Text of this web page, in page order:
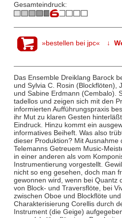
Gesamteindruck:
»bestellen bei jpc« ↓
Das Ensemble Dreiklang Barock
und Sylvia C. Rosin (Blockflöten),
und Sabine Erdmann (Cembalo).
tadellos und zeigen sich mit den
informierten Aufführungspraxis
ihr Mut zu klaren Gesten
Eindruck. Hinzu kommt ein
informatives Beiheft. Was also
dieser Produktion? Mit Ausnahme
Telemanns Getreuem Music-
in einer anderen als vom
Instrumentierung vorgestellt.
nicht so eng gesehen, doch man
gewonnen wird, wenn bei Quantz
von Block- und Traversflöte, bei
zwischen Oboe und Blockflöte
Charakterisierung Corellis durch
Instrument (die Geige)